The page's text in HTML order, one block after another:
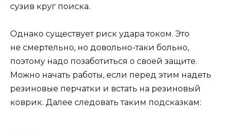
сузив круг поиска.
Однако существует риск удара током. Это
не смертельно, но довольно-таки больно,
поэтому надо позаботиться о своей защите.
Можно начать работы, если перед этим надеть
резиновые перчатки и встать на резиновый
коврик. Далее следовать таким подсказкам: